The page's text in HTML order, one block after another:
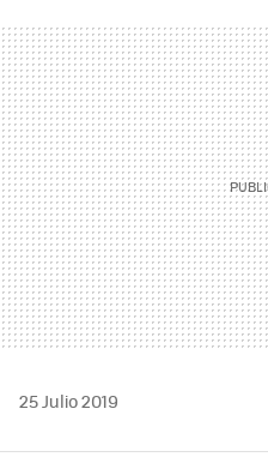
25 Julio 2019